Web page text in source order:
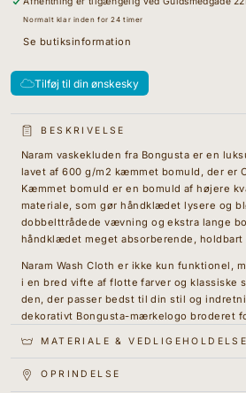
&amp;
Ink
&quot;Øg
mængden
for
{{
}}&quot;
Normalt klar inden for 24 timer
Se butiksinformation
Tilføj til din ønskesky
BESKRIVELSE
Naram vaskekluden fra Bongusta er en
lavet af 600 g/m2 kæmmet bomuld, der er
Kæmmet bomuld er en bomuld af højere
materiale, som gør håndklædet lysere og
dobbelttrådede vævning og ekstra lange
håndklædet meget absorberende, holdbart
Naram Wash Cloth er ikke kun funktionel,
i en bred vifte af flotte farver og klassiske
den, der passer bedst til din stil og
dekorativt Bongusta-mærkelogo broderet
behagelig følelse mod huden. For
håndklædet med en praktisk løkke, der
MATERIALE & VEDLIGEHOLDELSE
OPRINDELSE